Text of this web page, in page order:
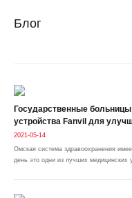
Блог
Государственные
устройства Fanvil для
2021-05-14
Омская система здравоохранения
день это одни из лучших медицинских учреждений здравоохранения России, оказывающих
новейших методов диагностики и